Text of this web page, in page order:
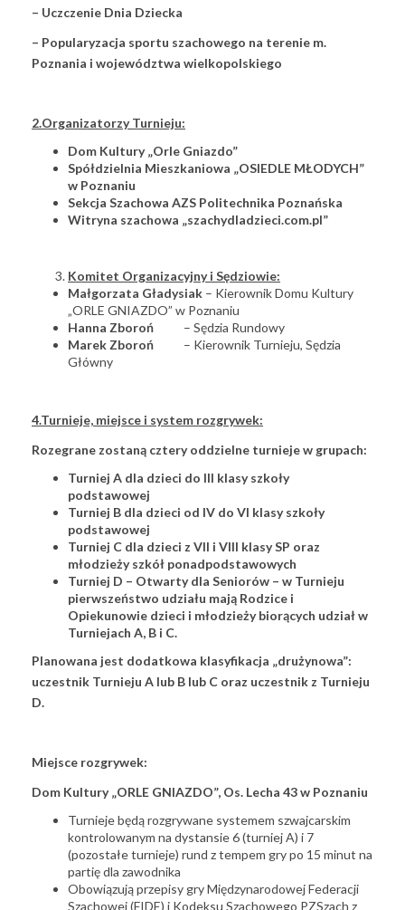
– Uczczenie Dnia Dziecka
– Popularyzacja sportu szachowego na terenie m.
Poznania i województwa wielkopolskiego
2.Organizatorzy Turnieju:
Dom Kultury „Orle Gniazdo”
Spółdzielnia Mieszkaniowa „OSIEDLE MŁODYCH”
w Poznaniu
Sekcja Szachowa AZS Politechnika Poznańska
Witryna szachowa „szachydladzieci.com.pl”
Komitet Organizacyjny i Sędziowie:
Małgorzata Gładysiak – Kierownik Domu Kultury
„ORLE GNIAZDO” w Poznaniu
Hanna Zboroń – Sędzia Rundowy
Marek Zboroń – Kierownik Turnieju, Sędzia
Główny
4.Turnieje, miejsce i system rozgrywek:
Rozegrane zostaną cztery oddzielne turnieje w grupach:
Turniej A dla dzieci do III klasy szkoły
podstawowej
Turniej B dla dzieci od IV do VI klasy szkoły
podstawowej
Turniej C dla dzieci z VII i VIII klasy SP oraz
młodzieży szkół ponadpodstawowych
Turniej D – Otwarty dla Seniorów – w Turnieju
pierwszeństwo udziału mają Rodzice i
Opiekunowie dzieci i młodzieży biorących udział w
Turniejach A, B i C.
Planowana jest dodatkowa klasyfikacja „drużynowa”:
uczestnik Turnieju A lub B lub C oraz uczestnik z Turnieju
D.
Miejsce rozgrywek:
Dom Kultury „ORLE GNIAZDO”, Os. Lecha 43 w Poznaniu
Turnieje będą rozgrywane systemem szwajcarskim
kontrolowanym na dystansie 6 (turniej A) i 7
(pozostałe turnieje) rund z tempem gry po 15 minut na
partię dla zawodnika
Obowiązują przepisy gry Międzynarodowej Federacji
Szachowej (FIDE) i Kodeksu Szachowego PZSzach z